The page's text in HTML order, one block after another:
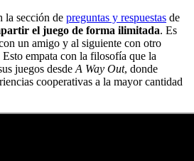
la sección de preguntas y respuestas de
el juego de forma ilimitada. Es
un amigo y al siguiente con otro
empata con la filosofía que la
juegos desde A Way Out, donde
cooperativas a la mayor cantidad